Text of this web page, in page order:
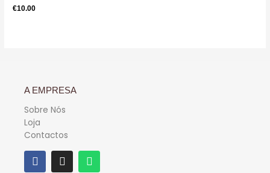
Avaliação
0
€10.00
A EMPRESA
Sobre Nós
Loja
Contactos